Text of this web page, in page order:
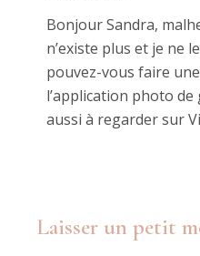
Bonjour Sandra,
n’existe plus et je ne
pouvez-vous faire
l’application photo de
aussi à regarder sur
Laisser un petit